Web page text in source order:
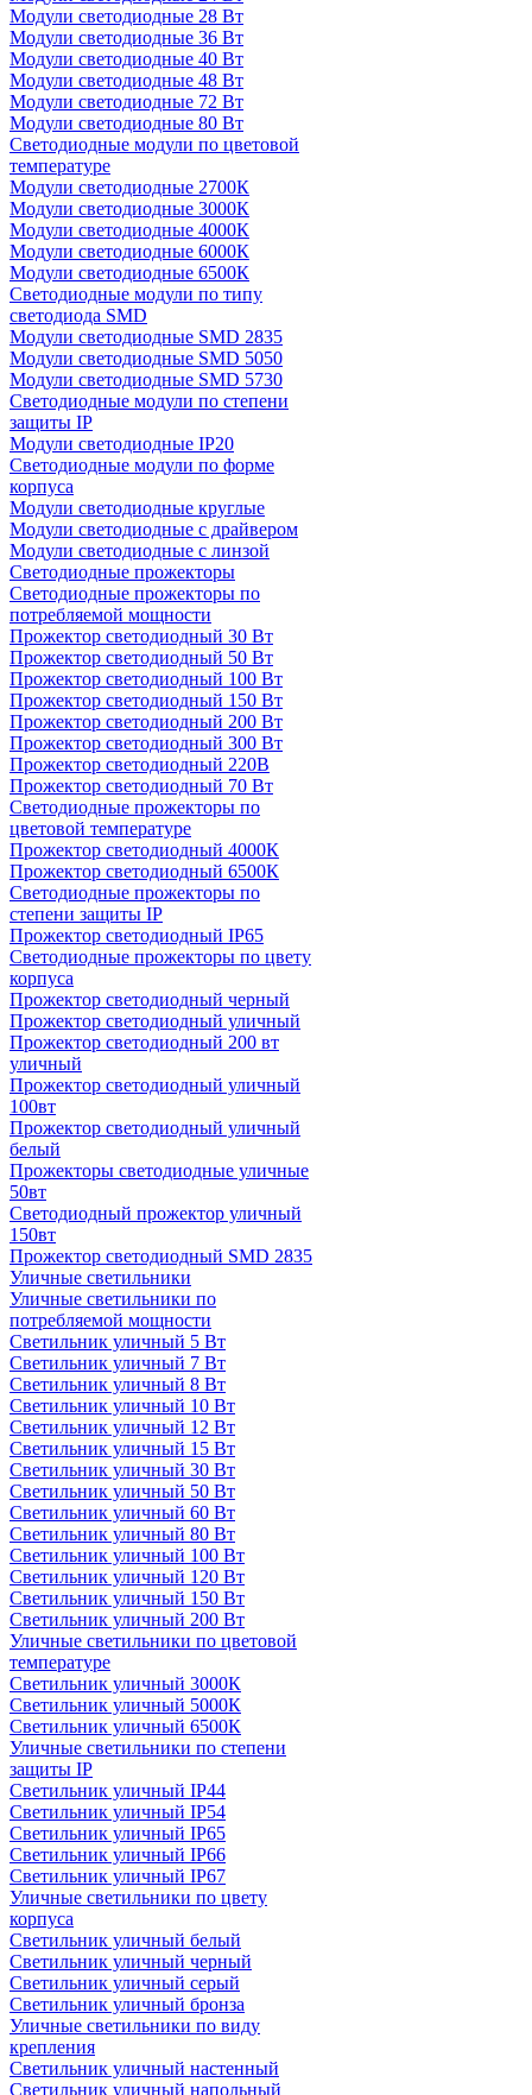
Модули светодиодные 28 Вт
Модули светодиодные 36 Вт
Модули светодиодные 40 Вт
Модули светодиодные 48 Вт
Модули светодиодные 72 Вт
Модули светодиодные 80 Вт
Светодиодные модули по цветовой
температуре
Модули светодиодные 2700К
Модули светодиодные 3000К
Модули светодиодные 4000К
Модули светодиодные 6000К
Модули светодиодные 6500К
Светодиодные модули по типу
светодиода SMD
Модули светодиодные SMD 2835
Модули светодиодные SMD 5050
Модули светодиодные SMD 5730
Светодиодные модули по степени
защиты IP
Модули светодиодные IP20
Светодиодные модули по форме
корпуса
Модули светодиодные круглые
Модули светодиодные с драйвером
Модули светодиодные с линзой
Светодиодные прожекторы
Светодиодные прожекторы по
потребляемой мощности
Прожектор светодиодный 30 Вт
Прожектор светодиодный 50 Вт
Прожектор светодиодный 100 Вт
Прожектор светодиодный 150 Вт
Прожектор светодиодный 200 Вт
Прожектор светодиодный 300 Вт
Прожектор светодиодный 220В
Прожектор светодиодный 70 Вт
Светодиодные прожекторы по
цветовой температуре
Прожектор светодиодный 4000К
Прожектор светодиодный 6500К
Светодиодные прожекторы по
степени защиты IP
Прожектор светодиодный IP65
Светодиодные прожекторы по цвету
корпуса
Прожектор светодиодный черный
Прожектор светодиодный уличный
Прожектор светодиодный 200 вт
уличный
Прожектор светодиодный уличный
100вт
Прожектор светодиодный уличный
белый
Прожекторы светодиодные уличные
50вт
Светодиодный прожектор уличный
150вт
Прожектор светодиодный SMD 2835
Уличные светильники
Уличные светильники по
потребляемой мощности
Светильник уличный 5 Вт
Светильник уличный 7 Вт
Светильник уличный 8 Вт
Светильник уличный 10 Вт
Светильник уличный 12 Вт
Светильник уличный 15 Вт
Светильник уличный 30 Вт
Светильник уличный 50 Вт
Светильник уличный 60 Вт
Светильник уличный 80 Вт
Светильник уличный 100 Вт
Светильник уличный 120 Вт
Светильник уличный 150 Вт
Светильник уличный 200 Вт
Уличные светильники по цветовой
температуре
Cветильник уличный 3000К
Cветильник уличный 5000К
Cветильник уличный 6500К
Уличные светильники по степени
защиты IP
Светильник уличный IP44
Светильник уличный IP54
Светильник уличный IP65
Светильник уличный IP66
Светильник уличный IP67
Уличные светильники по цвету
корпуса
Светильник уличный белый
Светильник уличный черный
Светильник уличный серый
Светильник уличный бронза
Уличные светильники по виду
крепления
Светильник уличный настенный
Светильник уличный напольный